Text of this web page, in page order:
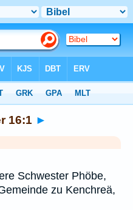
16:1 ►
Schwester Phöbe,
zu Kenchreä,